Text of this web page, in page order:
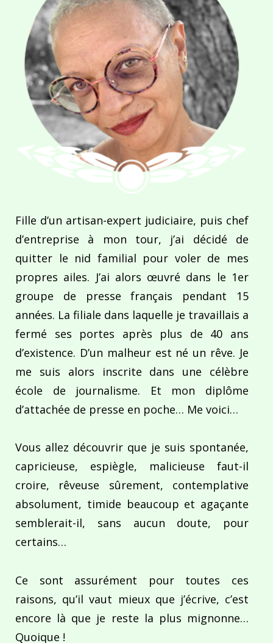
Fille d’un artisan-expert judiciaire, puis chef
d’entreprise à mon tour, j’ai décidé de
quitter le nid familial pour voler de mes
propres ailes. J’ai alors œuvré dans le 1er
groupe de presse français pendant 15
années. La filiale dans laquelle je travaillais a
fermé ses portes après plus de 40 ans
d’existence. D’un malheur est né un rêve. Je
me suis alors inscrite dans une célèbre
école de journalisme. Et mon diplôme
d’attachée de presse en poche… Me voici…
Vous allez découvrir que je suis spontanée,
capricieuse, espiègle, malicieuse faut-il
croire, rêveuse sûrement, contemplative
absolument, timide beaucoup et agaçante
semblerait-il, sans aucun doute, pour
certains…
Ce sont assurément pour toutes ces
raisons, qu’il vaut mieux que j’écrive, c’est
encore là que je reste la plus mignonne…
Quoique !